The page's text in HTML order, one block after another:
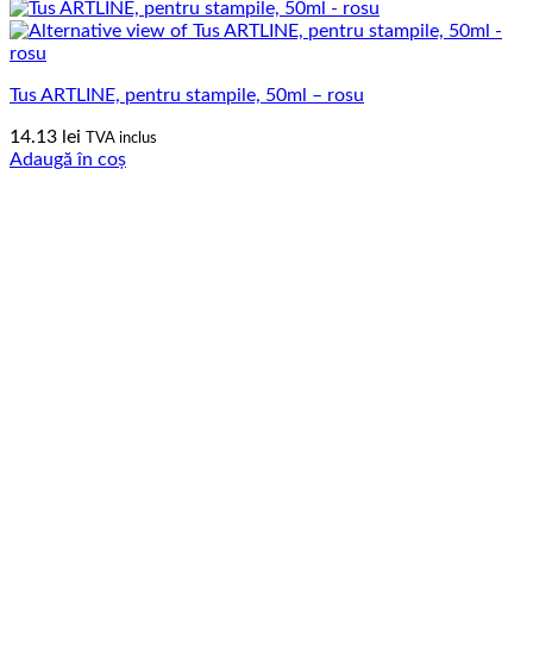
Tus ARTLINE, pentru stampile, 50ml – rosu
14.13 lei TVA inclus
Adaugă în coș